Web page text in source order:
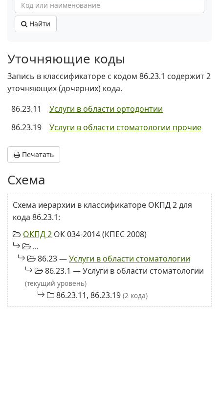
Найти
Уточняющие коды
Запись в классификаторе с кодом 86.23.1 содержит 2
уточняющих (дочерних) кода.
86.23.11
Услуги в области ортодонтии
86.23.19
Услуги в области стоматологии прочие
Печатать
Схема
Схема иерархии в классификаторе ОКПД 2 для
кода 86.23.1:
ОКПД 2 ОК 034-2014 (КПЕС 2008)
...
86.23 —Услуги в области стоматологии
86.23.1 — Услуги в области стоматологии
(текущий уровень)
86.23.11, 86.23.19 (2 кода)